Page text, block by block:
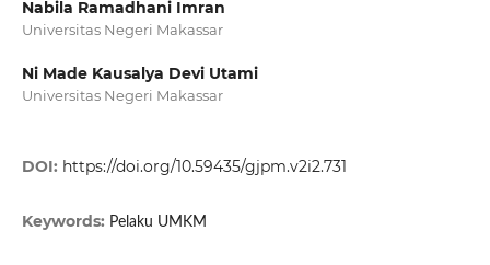
Nabila Ramadhani Imran
Universitas Negeri Makassar
Ni Made Kausalya Devi Utami
Universitas Negeri Makassar
DOI: https://doi.org/10.59435/gjpm.v2i2.731
Keywords: Pelaku UMKM